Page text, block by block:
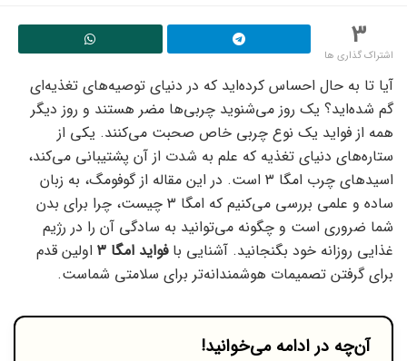
3
اشتراک گذاری ها
آیا تا به حال احساس کرده‌اید که در دنیای توصیه‌های تغذیه‌ای
گم شده‌اید؟ یک روز می‌شنوید چربی‌ها مضر هستند و روز دیگر
همه از فواید یک نوع چربی خاص صحبت می‌کنند. یکی از
ستاره‌های دنیای تغذیه که علم به شدت از آن پشتیبانی می‌کند،
اسیدهای چرب امگا ۳ است. در این مقاله از گوفومگ، به زبان
ساده و علمی بررسی می‌کنیم که امگا ۳ چیست، چرا برای بدن
شما ضروری است و چگونه می‌توانید به سادگی آن را در رژیم
غذایی روزانه خود بگنجانید. آشنایی بافواید امگا ۳
اولین قدم
برای گرفتن تصمیمات هوشمندانه‌تر برای سلامتی شماست.
آن‌چه در ادامه می‌خوانید!